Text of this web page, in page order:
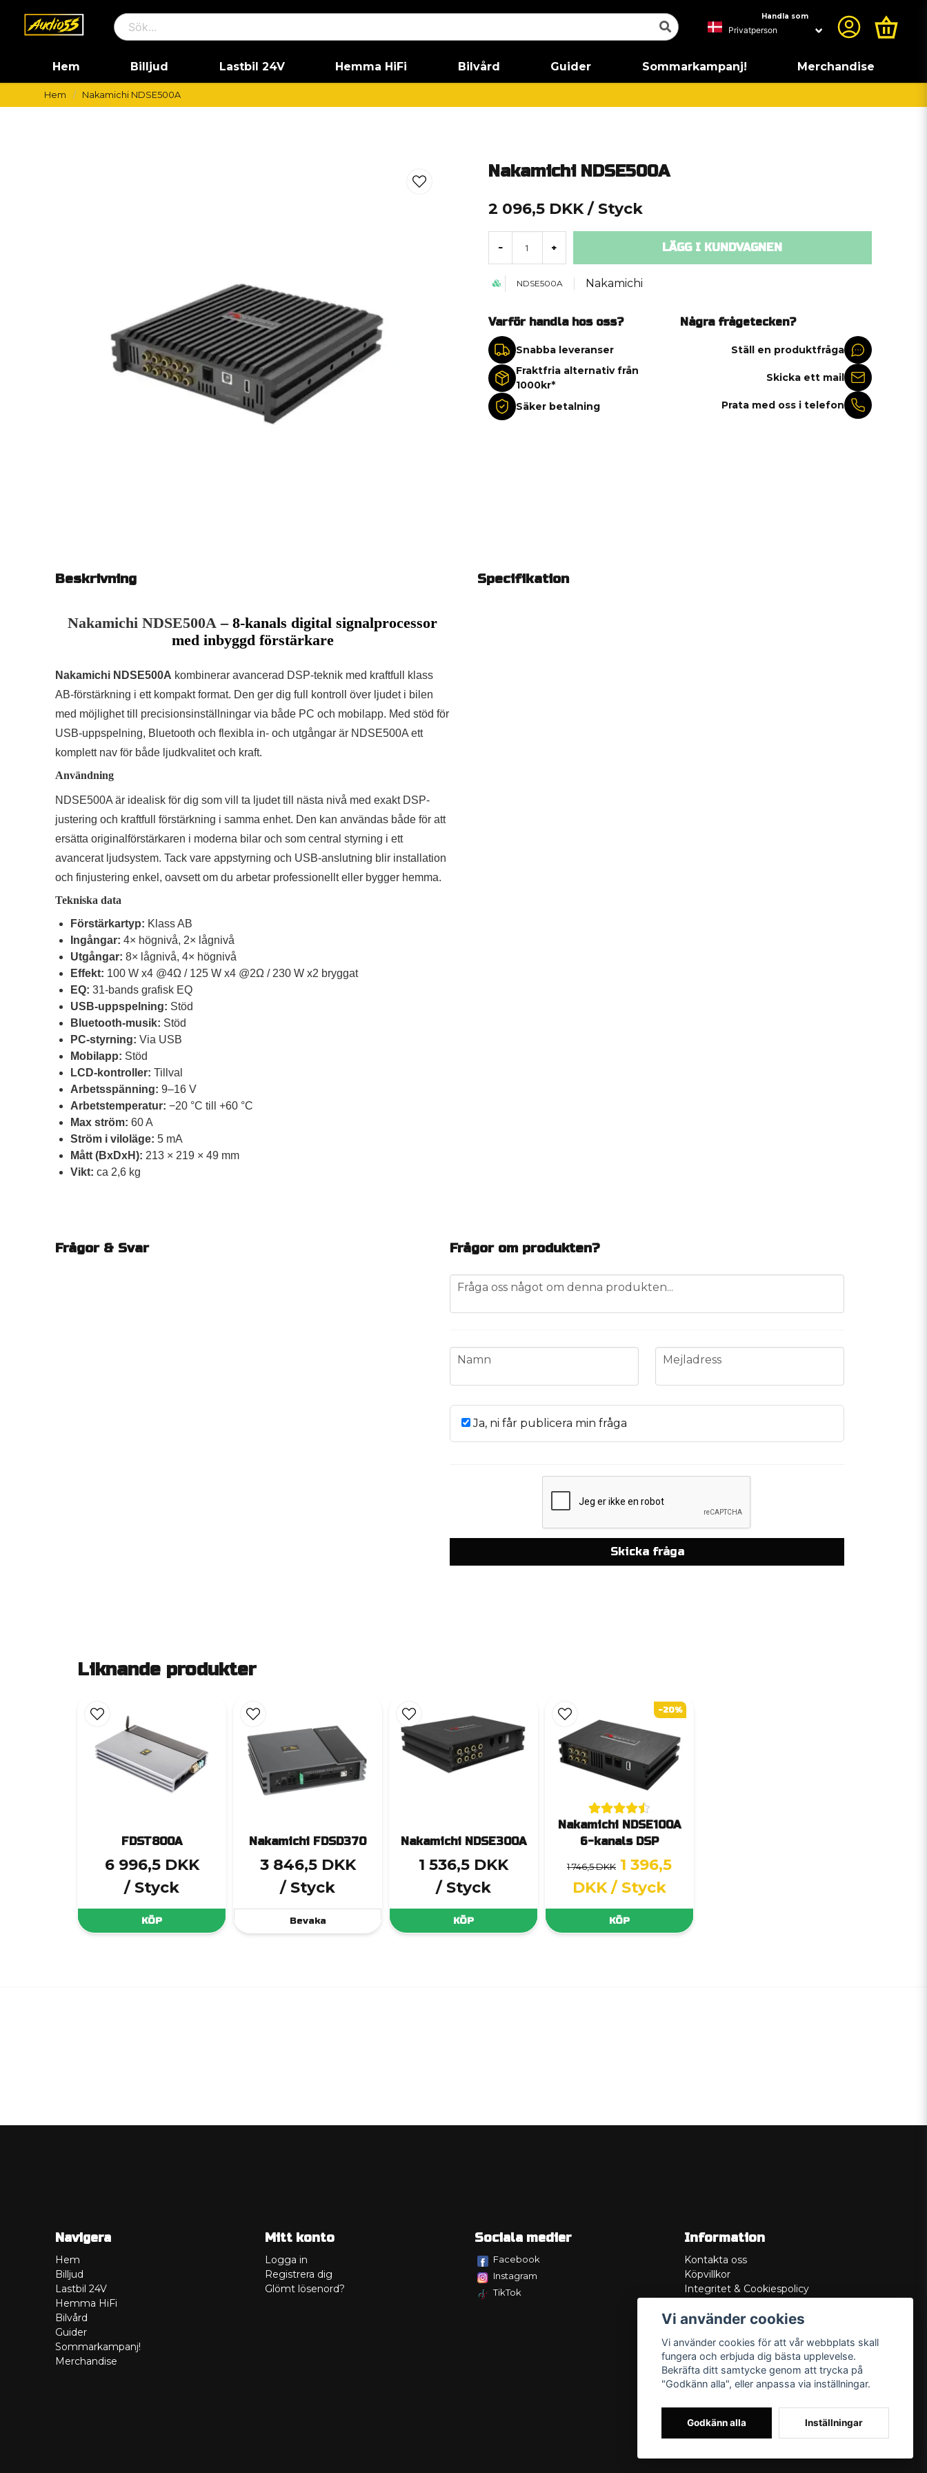
Handla som
Hem Billjud Lastbil 24V Hemma HiFi Bilvård Guider Sommarkampanj! Merchandise
Hem Nakamichi NDSE500A
Nakamichi NDSE500A
2 096,5 DKK / Styck
- + LÄGG I KUNDVAGNEN
NDSE500A Nakamichi
Varför handla hos oss?
Snabba leveranser
Fraktfria alternativ från
1000kr*
Säker betalning
Några frågetecken?
Ställ en produktfråga
Skicka ett mail
Prata med oss i telefon
Beskrivning
Nakamichi NDSE500A – 8-kanals digital signalprocessor
med inbyggd förstärkare
Nakamichi NDSE500A kombinerar avancerad DSP-teknik med kraftfull klass
AB-förstärkning i ett kompakt format. Den ger dig full kontroll över ljudet i bilen
med möjlighet till precisionsinställningar via både PC och mobilapp. Med stöd för
USB-uppspelning, Bluetooth och flexibla in- och utgångar är NDSE500A ett
komplett nav för både ljudkvalitet och kraft.
Användning
NDSE500A är idealisk för dig som vill ta ljudet till nästa nivå med exakt DSP-
justering och kraftfull förstärkning i samma enhet. Den kan användas både för att
ersätta originalförstärkaren i moderna bilar och som central styrning i ett
avancerat ljudsystem. Tack vare appstyrning och USB-anslutning blir installation
och finjustering enkel, oavsett om du arbetar professionellt eller bygger hemma.
Tekniska data
Förstärkartyp: Klass AB
Ingångar: 4× högnivå, 2× lågnivå
Utgångar: 8× lågnivå, 4× högnivå
Effekt: 100 W x4 @4Ω / 125 W x4 @2Ω / 230 W x2 bryggat
EQ: 31-bands grafisk EQ
USB-uppspelning: Stöd
Bluetooth-musik: Stöd
PC-styrning: Via USB
Mobilapp: Stöd
LCD-kontroller: Tillval
Arbetsspänning: 9–16 V
Arbetstemperatur: −20 °C till +60 °C
Max ström: 60 A
Ström i viloläge: 5 mA
Mått (BxDxH): 213 × 219 × 49 mm
Vikt: ca 2,6 kg
Specifikation
Frågor & Svar Frågor om produkten?
question
Fråga oss något om denna produkten...
name
Namn email
Mejladress
Ja, ni får publicera min fråga
Skicka fråga
Liknande produkter
FDST800A
6 996,5 DKK
/ Styck
KÖP
Nakamichi FDSD370
3 846,5 DKK
/ Styck
Bevaka
Nakamichi NDSE300A
1 536,5 DKK
/ Styck
KÖP
Nakamichi NDSE100A
6-kanals DSP
1 746,5 DKK 1 396,5
DKK / Styck
KÖP
-20%
Navigera
Hem
Billjud
Lastbil 24V
Hemma HiFi
Bilvård
Guider
Sommarkampanj!
Merchandise
Mitt konto
Logga in
Registrera dig
Glömt lösenord?
Sociala medier
Facebook
Instagram
TikTok
Information
Kontakta oss
Köpvillkor
Integritet & Cookiespolicy
Service/Garanti
Lådritning
Om oss
Vi använder cookies
Vi använder cookies för att vår webbplats skall
fungera och erbjuda dig bästa upplevelse.
Bekräfta ditt samtycke genom att trycka på
"Godkänn alla", eller anpassa via inställningar.
Godkänn alla Inställningar